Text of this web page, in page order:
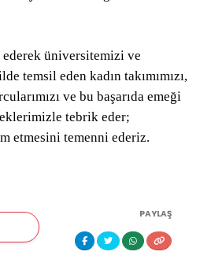
üniversitemizi ve
temsil eden kadın takımımızı,
ve bu başarıda emeği
tebrik eder;
etmesini temenni ederiz.
PAYLAŞ